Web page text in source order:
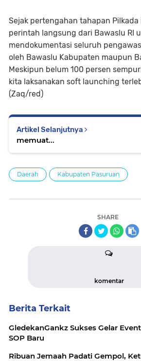
Sejak pertengahan tahapan
perintah langsung dari Bawaslu RI
mendokumentasi seluruh
oleh Bawaslu Kabupaten maupun
Meskipun belum 100 persen
kita laksanakan soft launching
(Zaq/red)
Artikel Selanjutnya
memuat...
Daerah Kabupaten Pasuruan
SHARE
komentar
Berita Terkait
GledekanGankz Sukses Gelar
SOP Baru
Ribuan Jemaah Padati Gempol,